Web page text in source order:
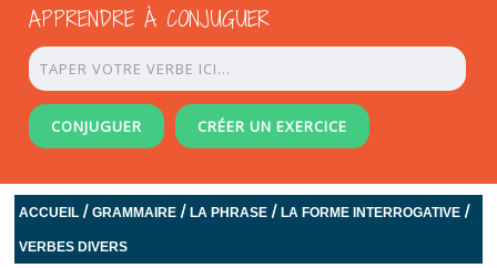
APPRENDRE À CONJUGUER
CONJUGUER CRÉER UN EXERCICE
ACCUEIL /GRAMMAIRE /LA PHRASE /LA FORME INTERROGATIVE /
VERBES DIVERS